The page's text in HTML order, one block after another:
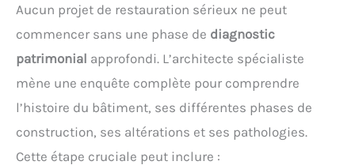
Aucun projet de restauration sérieux ne peut
commencer sans une phase de diagnostic
patrimonial approfondi. L’architecte spécialiste
mène une enquête complète pour comprendre
l’histoire du bâtiment, ses différentes phases de
construction, ses altérations et ses pathologies.
Cette étape cruciale peut inclure :